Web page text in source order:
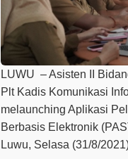
LUWU – Asisten II
Plt Kadis Komunikasi
melaunching Aplikasi
Berbasis Elektronik
Luwu, Selasa (31/8/